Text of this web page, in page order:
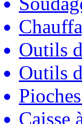
Outils
Outils
Caisse